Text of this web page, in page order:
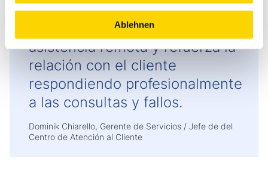
Ablehnen
disposición 24 horas al día, 7
días a la semana, ofrece
asistencia remota y refuerza la
relación con el cliente
respondiendo profesionalmente
a las consultas y fallos.
Dominik Chiarello, Gerente de Servicios / Jefe de del
Centro de Atención al Cliente